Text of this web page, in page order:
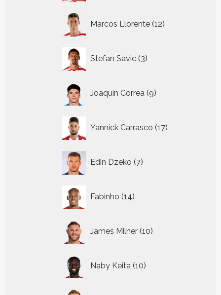
Marcos Llorente 12
producten
Stefan Savic 3
producten
Joaquin Correa 9
producten
Yannick Carrasco 17
producten
Edin Dzeko 7
producten
Fabinho 14
producten
James Milner 10
producten
Naby Keita 10
producten